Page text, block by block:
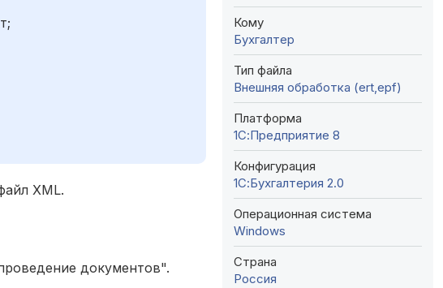
XML.
документов".
Кому
Бухгалтер
Тип файла
Внешняя обработка (ert,epf)
Платформа
1С:Предприятие 8
Конфигурация
1С:Бухгалтерия 2.0
Операционная система
Windows
Страна
Россия